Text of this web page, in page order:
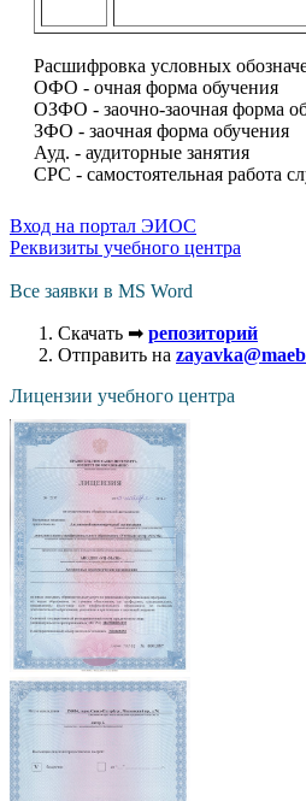
Расшифровка условных
ОФО - очная форма обучения
ОЗФО - заочно-заочная форма
ЗФО - заочная форма обучения
Ауд. - аудиторные занятия
СРС - самостоятельная работа
Вход на портал ЭИОС
Реквизиты учебного центра
Все заявки в MS Word
Скачать ➡ репозиторий
Отправить на
Лицензии учебного центра